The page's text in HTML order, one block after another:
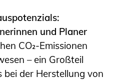
und Planer
CO₂-Emissionen
– ein Großteil
der Herstellung von